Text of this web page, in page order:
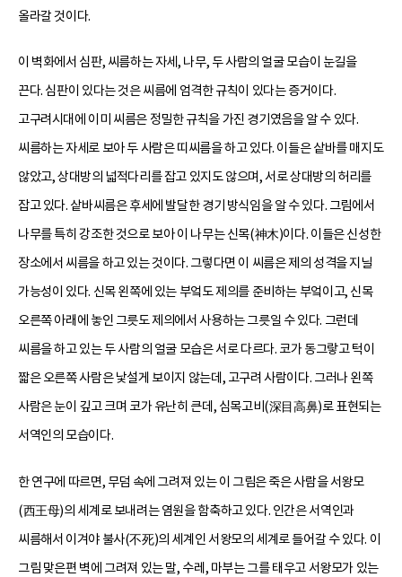
올라갈 것이다.
이 벽화에서 심판, 씨름하는 자세, 나무, 두 사람의 얼굴 모습이 눈길을
끈다. 심판이 있다는 것은 씨름에 엄격한 규칙이 있다는 증거이다.
고구려시대에 이미 씨름은 정밀한 규칙을 가진 경기였음을 알 수 있다.
씨름하는 자세로 보아 두 사람은 띠씨름을 하고 있다. 이들은 샅바를 매지도
않았고, 상대방의 넓적다리를 잡고 있지도 않으며, 서로 상대방의 허리를
잡고 있다. 샅바씨름은 후세에 발달한 경기 방식임을 알 수 있다. 그림에서
나무를 특히 강조한 것으로 보아 이 나무는 신목(神木)이다. 이들은 신성한
장소에서 씨름을 하고 있는 것이다. 그렇다면 이 씨름은 제의 성격을 지닐
가능성이 있다. 신목 왼쪽에 있는 부엌도 제의를 준비하는 부엌이고, 신목
오른쪽 아래에 놓인 그릇도 제의에서 사용하는 그릇일 수 있다. 그런데
씨름을 하고 있는 두 사람의 얼굴 모습은 서로 다르다. 코가 동그랗고 턱이
짧은 오른쪽 사람은 낯설게 보이지 않는데, 고구려 사람이다. 그러나 왼쪽
사람은 눈이 깊고 크며 코가 유난히 큰데, 심목고비(深目高鼻)로 표현되는
서역인의 모습이다.
한 연구에 따르면, 무덤 속에 그려져 있는 이 그림은 죽은 사람을 서왕모
(西王母)의 세계로 보내려는 염원을 함축하고 있다. 인간은 서역인과
씨름해서 이겨야 불사(不死)의 세계인 서왕모의 세계로 들어갈 수 있다. 이
그림 맞은편 벽에 그려져 있는 말, 수레, 마부는 그를 태우고 서왕모가 있는